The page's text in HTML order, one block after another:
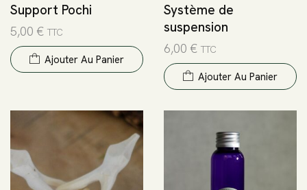
Support Pochi
5,00 € TTC
Ajouter Au Panier
Système de
suspension
6,00 € TTC
Ajouter Au Panier